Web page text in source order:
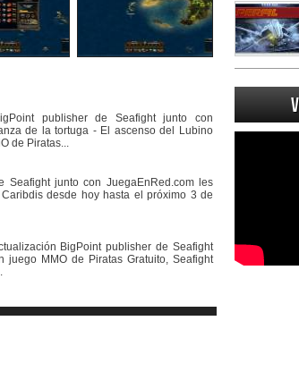
publisher de Seafight junto con
de la tortuga - El ascenso del Lubino
de Piratas...
junto con JuegaEnRed.com les
desde hoy hasta el próximo 3 de
BigPoint publisher de Seafight
juego MMO de Piratas Gratuito, Seafight